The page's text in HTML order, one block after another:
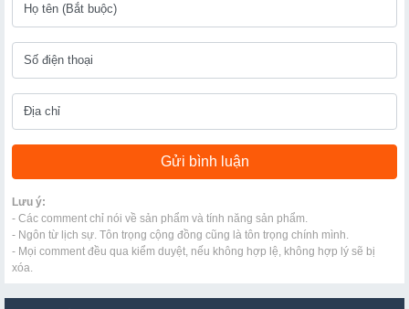
Lưu ý:
- Các comment chỉ nói về sản phẩm và tính năng sản phẩm.
- Ngôn từ lịch sự. Tôn trọng cộng đồng cũng là tôn trọng chính mình.
- Mọi comment đều qua kiểm duyệt, nếu không hợp lệ, không hợp lý sẽ bị
xóa.